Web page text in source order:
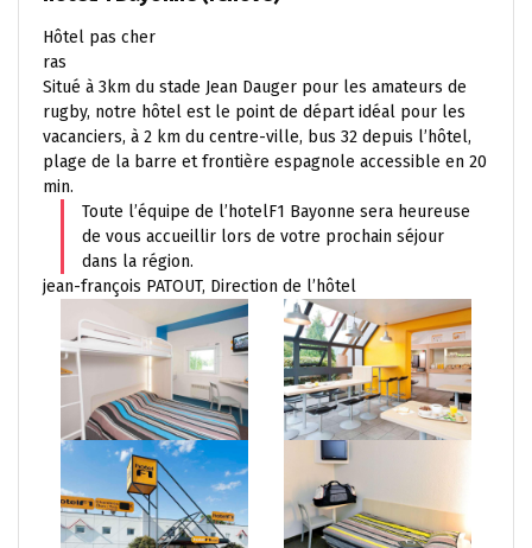
Hôtel pas cher
ras
Situé à 3km du stade Jean Dauger pour les amateurs de
rugby, notre hôtel est le point de départ idéal pour les
vacanciers, à 2 km du centre-ville, bus 32 depuis l’hôtel,
plage de la barre et frontière espagnole accessible en 20
min.
Toute l’équipe de l’hotelF1 Bayonne sera heureuse
de vous accueillir lors de votre prochain séjour
dans la région.
jean-françois PATOUT, Direction de l’hôtel